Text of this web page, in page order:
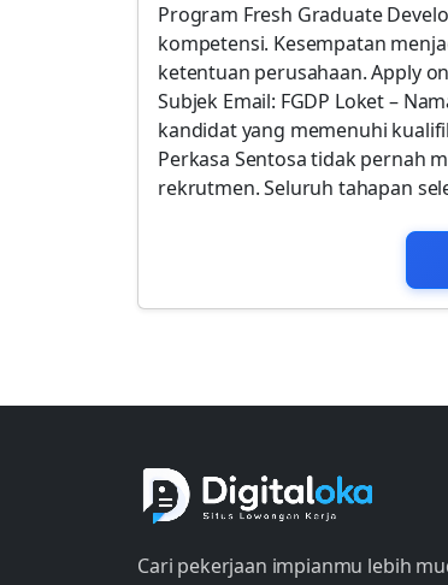
Program Fresh Graduate
kompetensi. Kesempatan
ketentuan perusahaan. Apply
Subjek Email: FGDP Loket –
kandidat yang memenuhi
Perkasa Sentosa tidak pernah
rekrutmen. Seluruh tahapan
Cari pekerjaan impianmu lebih